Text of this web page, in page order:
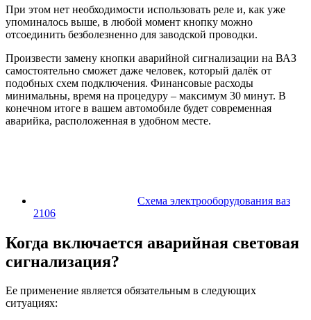
При этом нет необходимости использовать реле и, как уже
упоминалось выше, в любой момент кнопку можно
отсоединить безболезненно для заводской проводки.
Произвести замену кнопки аварийной сигнализации на ВАЗ
самостоятельно сможет даже человек, который далёк от
подобных схем подключения. Финансовые расходы
минимальны, время на процедуру – максимум 30 минут. В
конечном итоге в вашем автомобиле будет современная
аварийка, расположенная в удобном месте.
Схема электрооборудования ваз
2106
Когда включается аварийная световая
сигнализация?
Ее применение является обязательным в следующих
ситуациях: